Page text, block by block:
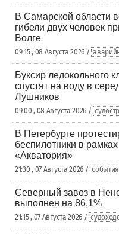
В Самарской области
гибели двух человек
Волге
09:15 , 08 Августа 2026 /
Буксир ледокольного
спустят на воду в
Лушников
09:00 , 08 Августа 2026 /
В Петербурге
беспилотники в
«Акватория»
21:30 , 07 Августа 2026 / события
Северный завоз в
выполнен на 86,1%
21:15 , 07 Августа 2026 /